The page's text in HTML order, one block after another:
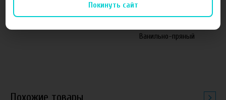
Ванильно-пряный
Покинуть сайт